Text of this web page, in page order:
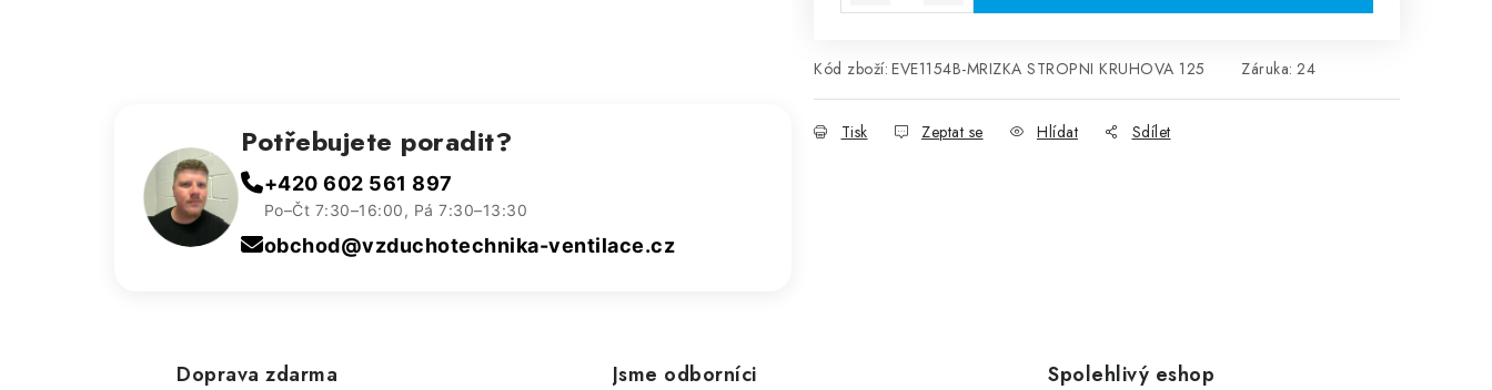
Kód zboží: EVE1154B-MRIZKA STROPNI KRUHOVA 125 Záruka: 24
Tisk Zeptat se Hlídat Sdílet
Potřebujete poradit?
+420 602 561 897
Po–Čt 7:30–16:00, Pá 7:30–13:30
obchod@vzduchotechnika-ventilace.cz
Doprava zdarma Jsme odborníci Spolehlivý eshop